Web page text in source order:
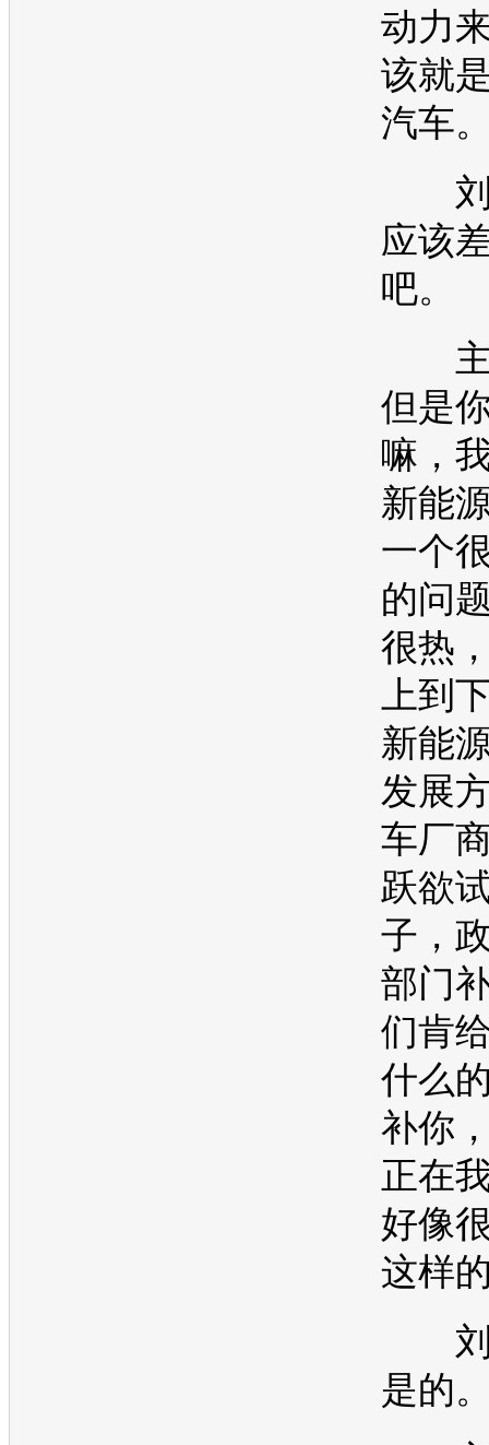
动力
该就
汽车
刘
应该
吧。
主
但是
嘛，
新能
一个
的问
很热
上到
新能
发展
车厂
跃欲
子，
部门
们肯
什么
补你
正在
好像
这样
刘
是的